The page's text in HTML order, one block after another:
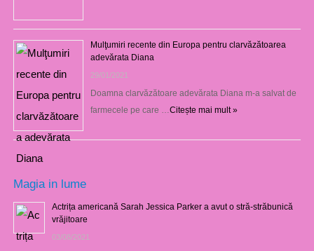
Mulţumiri recente din Europa pentru clarvăzătoarea
adevărata Diana
29/01/2021
Doamna clarvăzătoare adevărata Diana m-a salvat de
farmecele pe care … Citește mai mult »
Magia in lume
Actrița americană Sarah Jessica Parker a avut o stră-străbunică
vrăjitoare
03/08/2021